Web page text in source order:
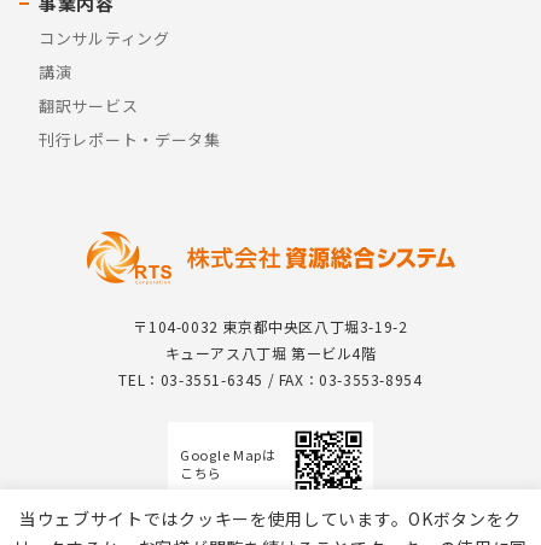
〒104-0032 東京都中央区八丁堀3-19-2
キューアス八丁堀 第一ビル4階
TEL：03-3551-6345 / FAX：03-3553-8954
Google Mapは
こちら
コンサルティング
講演
翻訳サービス
刊行レポート・データ集
当ウェブサイトではクッキーを使用しています。OKボタンをク